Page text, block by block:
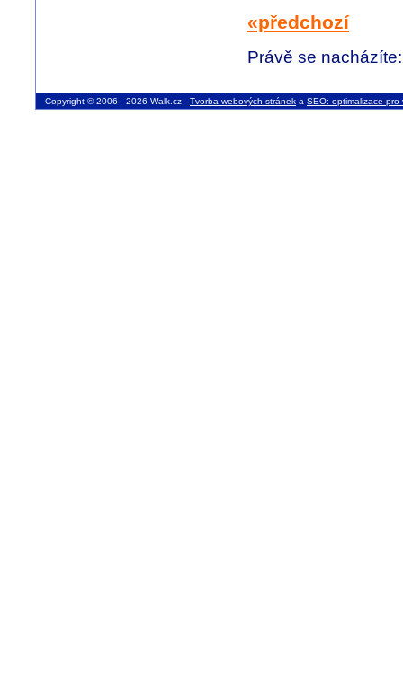
«předchozí
Právě se
Copyright © 2006 - 2026 Walk.cz - Tvorba webových stránek a SEO: optimalizace pro